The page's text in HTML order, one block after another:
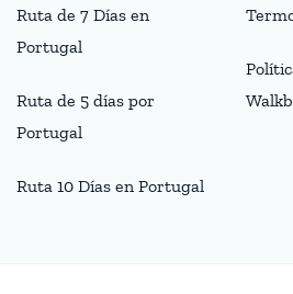
Ruta de 7 Días en
Portugal
Ruta de 5 días por
Portugal
Ruta 10 Días en Portugal